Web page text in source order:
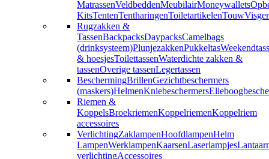
MatrassenVeldbeddenMeubilairMoneywallets
KitsTentenTentharingenToiletartikelenTouw
Rugzakken &
TassenBackpacksDaypacksCamelbags
(drinksysteem)PlunjezakkenPukkeltas
& hoesjesToilettassenWaterdichte zakken &
tassenOverige tassenLegertassen
BeschermingBrillenGezichtbeschermers
(maskers)HelmenKniebeschermers
Riemen &
KoppelsBroekriemenKoppelriemenKoppelriem
accessoires
VerlichtingZaklampenHoofdlampenHelm
LampenWerklampenKaarsenLaserlampjes
verlichtingAccessoires